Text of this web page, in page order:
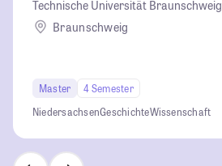
Technische Universität Braunschweig
Braunschweig
Master
4 Semester
NiedersachsenGeschichteWissenschaft